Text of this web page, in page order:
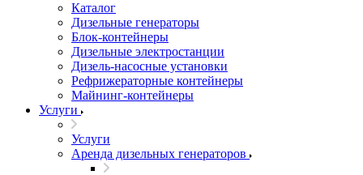
Каталог
Дизельные генераторы
Блок-контейнеры
Дизельные электростанции
Дизель-насосные установки
Рефрижераторные контейнеры
Майнинг-контейнеры
Услуги
Услуги
Аренда дизельных генераторов